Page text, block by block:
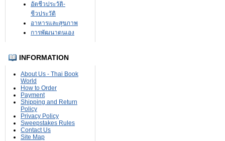
อัตชีวประวัติ-
ชีวประวัติ
อาหารและสุขภาพ
การพัฒนาตนเอง
INFORMATION
About Us - Thai Book
World
How to Order
Payment
Shipping and Return
Policy
Privacy Policy
Sweepstakes Rules
Contact Us
Site Map